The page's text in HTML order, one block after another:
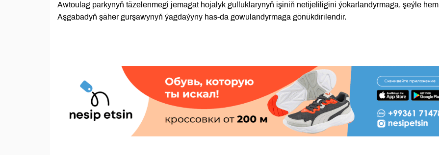
Awtoulag parkynyň täzelenmegi jemagat hojalyk gulluklarynyň işiniň netijeliligini ýokarlandyrmaga, şeýle hem
Aşgabadyň şäher gurşawynyň ýagdaýyny has-da gowulandyrmaga gönükdirilendir.